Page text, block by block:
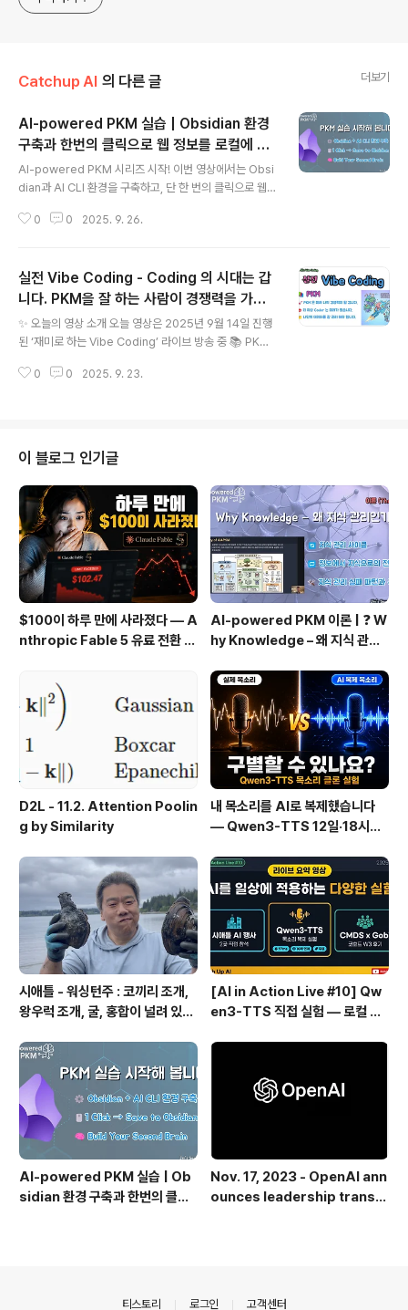
Catchup AI 의 다른 글 더보기
AI-powered PKM 실습 | Obsidian 환경
구축과 한번의 클릭으로 웹 정보를 로컬에 저
장하기 (Web Clipper)
AI-powered PKM 시리즈 시작! 이번 영상에서는 Obsi
dian과 AI CLI 환경을 구축하고, 단 한 번의 클릭으로 웹에
을 실습합니다. 이 시리즈는 Jin 님의 블로그 **“Jin’s Se
CLI 환경 구축 🖱️ 1 Click → Save to Obsidian 🧠 Buil
d Your Second Brain (PKM 시작하기) 이제 여러분도
웹에서 얻은 유용한 정보를 AI와 함께 정리하고, ‘나만의 S
econd Brain’을 만들어갈 수 있습니다. 🔔 다음 영상에서
는 웹에서 가져온 정보를 어떻게 나..
0 0 2025. 9. 26.
실전 Vibe Coding - Coding 의 시대는 갑
니다. PKM을 잘 하는 사람이 경쟁력을 가질
겁니다.
✨ 오늘의 영상 소개 오늘 영상은 2025년 9월 14일 진행
된 ‘재미로 하는 Vibe Coding’ 라이브 방송 중 📚 PKM
기한 부분을 편집한 영상입니다. 👉 IT를 잘 모르시는 분
er를 필요로 했고, 코딩 자체도 쉽지 않았습니다. 하지만
이제는 상황이 달라졌습니다. 🤖 AI를 이용하면 더 빠르고,
저렴한 비용으로 코딩이 가능한 시대가 왔습니다. 즉, 더 이
상 Coding 기술만으로는 미래 경쟁력이 될 수 없습니다.
🧠 미래의 경쟁력 = 나만의 ..
0 0 2025. 9. 23.
이 블로그 인기글
$100이 하루 만에 사라졌다 — A
nthropic Fable 5 유료 전환 사
AI-powered PKM 이론 | ❓ W
hy Knowledge – 왜 지식 관리
보에서 지식으로의 전환, 🛠️ 지식
관리 실패 패턴과 극복
D2L - 11.2. Attention Poolin
g by Similarity
내 목소리를 AI로 복제했습니다
— Qwen3-TTS 12일·18시간
시애틀 - 워싱턴주 : 코끼리 조개,
왕우럭 조개, 굴, 홍합이 널려 있는
[AI in Action Live #10] Qw
en3-TTS 직접 실험 — 로컬 설
AI-powered PKM 실습 | Ob
sidian 환경 구축과 한번의 클릭
Nov. 17, 2023 - OpenAI ann
ounces leadership transiti
티스토리 로그인 고객센터